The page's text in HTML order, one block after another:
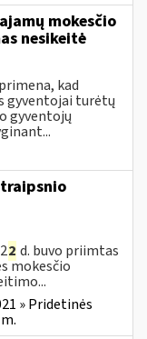
mokesčio
nesikeitė
kad
gyventojai turėtų
gyventojų
2 d. buvo priimtas
mokesčio
» Pridetinės